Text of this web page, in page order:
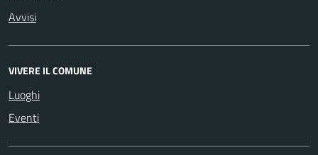
Avvisi
VIVERE IL COMUNE
Luoghi
Eventi